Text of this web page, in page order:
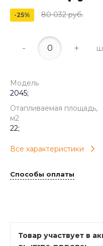
-25% 80 032 руб.
- +
Модель
2045;
Отапливаемая площадь,
м2
22;
Все характеристики
Способы оплаты
Товар участвует в